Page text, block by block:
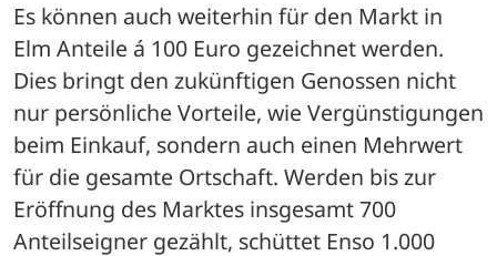
Es können auch weiterhin für den Markt in
Elm Anteile á 100 Euro gezeichnet werden.
Dies bringt den zukünftigen Genossen nicht
nur persönliche Vorteile, wie Vergünstigungen
beim Einkauf, sondern auch einen Mehrwert
für die gesamte Ortschaft. Werden bis zur
Eröffnung des Marktes insgesamt 700
Anteilseigner gezählt, schüttet Enso 1.000